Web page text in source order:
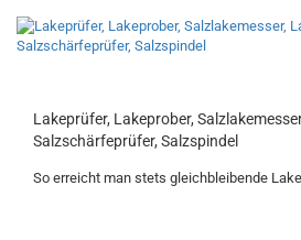
Lakeprüfer, Lakeprober,
Salzschärfeprüfer, Salzspindel
So erreicht man stets gleichbleibende